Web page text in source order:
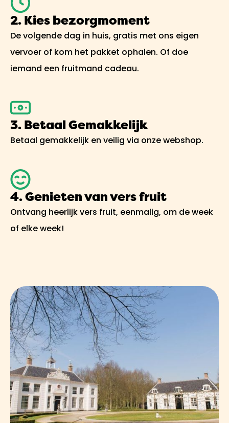
2. Kies bezorgmoment
De volgende dag in huis, gratis met ons eigen
vervoer of kom het pakket ophalen. Of doe
iemand een fruitmand cadeau.
3. Betaal Gemakkelijk
Betaal gemakkelijk en veilig via onze webshop.
4. Genieten van vers fruit
Ontvang heerlijk vers fruit, eenmalig, om de week
of elke week!